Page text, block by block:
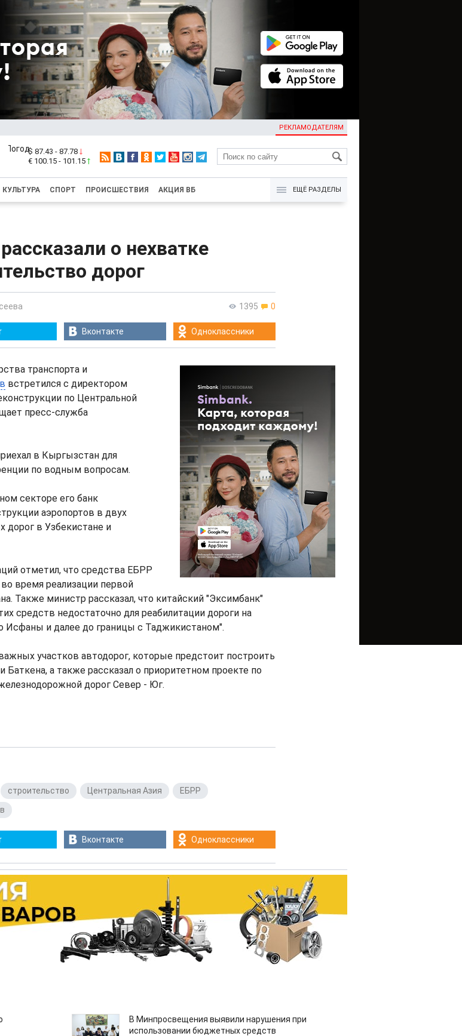
РЕКЛАМОДАТЕЛЯМ
KG
$ 87.43 - 87.78
€ 100.15 - 101.15
КУЛЬТУРА СПОРТ ПРОИСШЕСТВИЯ АКЦИЯ ВБ ЕЩЁ РАЗДЕЛЫ
о нехватке
дорог
1395 0
Вконтакте Одноклассники
транспорта и
встретился с директором
по Центральной
пресс-служба
в Кыргызстан для
по водным вопросам.
секторе его банк
аэропортов в двух
дорог в Узбекистане и
отметил, что средства ЕБРР
время реализации первой
Также министр рассказал, что китайский "Эксимбанк"
средств недостаточно для реабилитации дороги на
Исфаны и далее до границы с Таджикистаном".
участков автодорог, которые предстоит построить
Баткена, а также рассказал о приоритетном проекте по
дорог Север - Юг.
строительство Центральная Азия ЕБРР
Вконтакте Одноклассники
В Минпросвещения выявили нарушения при
использовании бюджетных средств